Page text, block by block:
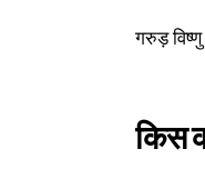
गरुड़
किस